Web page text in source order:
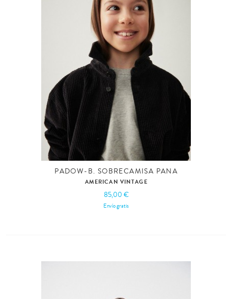
PADOW-B. SOBRECAMISA PANA
AMERICAN VINTAGE
85,00 €
Envío gratis